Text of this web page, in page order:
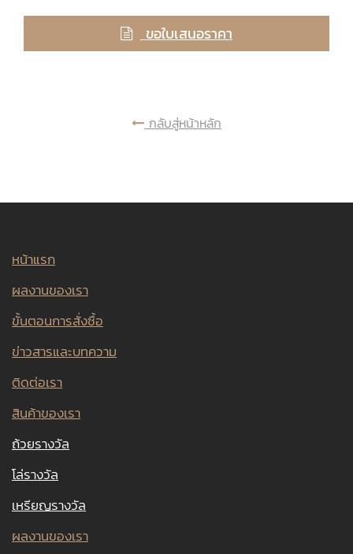
ขอใบเสนอราคา
กลับสู่หน้าหลัก
หน้าแรก
ผลงานของเรา
ขั้นตอนการสั่งซื้อ
ข่าวสารและบทความ
ติดต่อเรา
สินค้าของเรา
ถ้วยรางวัล
โล่รางวัล
เหรียญรางวัล
ผลงานของเรา